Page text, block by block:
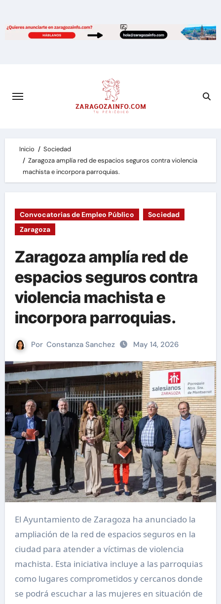
contenido
Inicio
Sociedad
Zaragoza amplía red de espacios seguros contra violencia
machista e incorpora parroquias.
Convocatorias de Empleo Público
Sociedad
Zaragoza
Zaragoza amplía red de
espacios seguros contra
violencia machista e
incorpora parroquias.
Por Constanza Sanchez May 14, 2026
El Ayuntamiento de Zaragoza ha anunciado la
ampliación de la red de espacios seguros en la
ciudad para atender a víctimas de violencia
machista. Esta iniciativa incluye a las parroquias
como lugares comprometidos y cercanos donde
se podrá escuchar a las mujeres en situación de